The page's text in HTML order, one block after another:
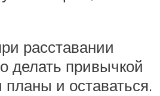
расставании
делать привычкой
и оставаться.